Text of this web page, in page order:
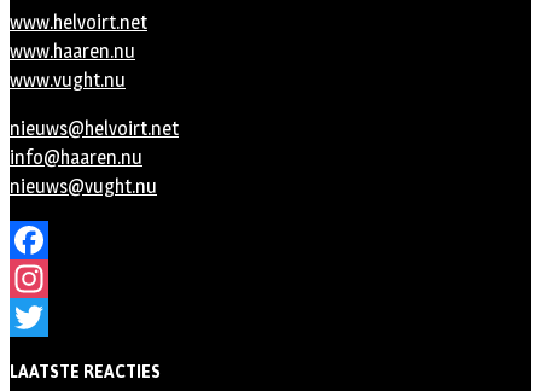
www.helvoirt.net
www.haaren.nu
www.vught.nu
nieuws@helvoirt.net
info@haaren.nu
nieuws@vught.nu
Facebook
Instagram
LAATSTE REACTIES